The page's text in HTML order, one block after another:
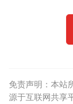
免责声明：本站
源于互联网共享